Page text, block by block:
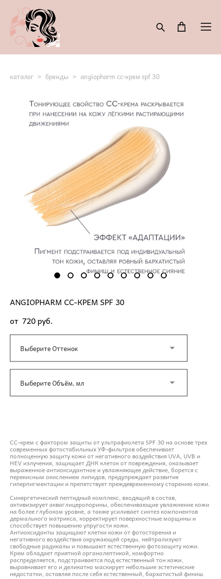
каталог > бренды > angiopharm cc-крем spf 30
ANGIOPHARM CC-КРЕМ SPF 30
от 720 pуб.
Выберите Оттенок
Выберите Объём, мл
СС-крем с фактором защиты от ультрафиолета SPF 30 на основе трех
современных фотостабильных УФ-фильтров обеспечивает
полноценную защиту кожи от негативного воздействия UVA, UVB и
HEV излучения, защищает ДНК клеток от повреждения, оказывает
выраженное антиоксидантное и увлажняющее действие, борется с
перекисным окислением липидов, предупреждает развитие
гиперпигментации и препятствует преждевременному старению кожи.
Синергетический пептидный комплекс, входящий в состав,
активизирует акваглицеропорины, обеспечивающие увлажнение кожи
на более глубоком уровне, а также усиливает синтез компонентов
дермального матрикса, корректирует поверхностные морщины и
способствует повышению упругости кожи.
Антиоксиданты защищают клетки кожи от фотостарения и
негативного воздействия окружающей среды, нейтрализуют
свободные радикалы и повышают естественную фотозащиту кожи.
Крем обладает приятной органолептикой, комфортно
распределяется, подстраивается под естественный тон кожи,
выравнивает его и деликатно маскирует небольшие эстетические
недостатки, оставляя после себя естественный, бархатистый финиш.